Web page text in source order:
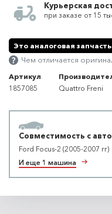
Курьерская
при заказе от 15
Это аналоговая запчасть
Чем отличается
Артикул
1857085
Quattro Freni
Совместимость с авто
Ford Focus-2 (2005-2007 гг)
И еще 1 машина